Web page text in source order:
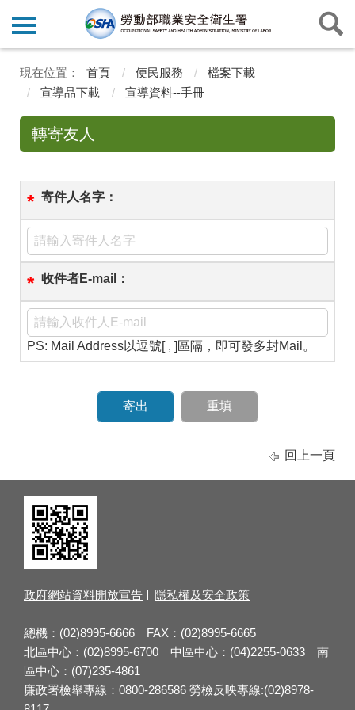
首頁 便民服務
檔案下載
宣導品下載
宣導資料--手冊
轉寄友人
* 寄件人名字：
* 收件者E-mail：
PS: Mail Address以逗號[ , ]區隔，即可發多封Mail。
回上一頁
政府網站資料開放宣告 隱私權及安全政策
總機：(02)8995-6666 FAX：(02)8995-6665
北區中心：(02)8995-6700 中區中心：(04)2255-0633 南
區中心：(07)235-4861
廉政署檢舉專線：0800-286586 勞檢反映專線:(02)8978-